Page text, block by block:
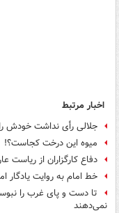
اخبار مرتبط
جلالی رأی نداشت خودش
میوه این درخت کجاست؟!
دفاع کارگزاران از ریاست عارف /
خط امام به روایت یادگار
تا دست و پای غرب را
نمی‌دهند